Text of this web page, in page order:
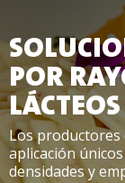
POR
LÁCTEOS
Los productores
aplicación
densidades y